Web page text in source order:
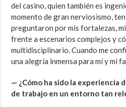
del casino, quien también es
momento de gran nerviosismo,
preguntaron por mis fortalezas,
frente a escenarios complejos y
multidisciplinario. Cuando me
una alegría inmensa para mí y mi
— ¿Cómo ha sido la experiencia
de trabajo en un entorno tan